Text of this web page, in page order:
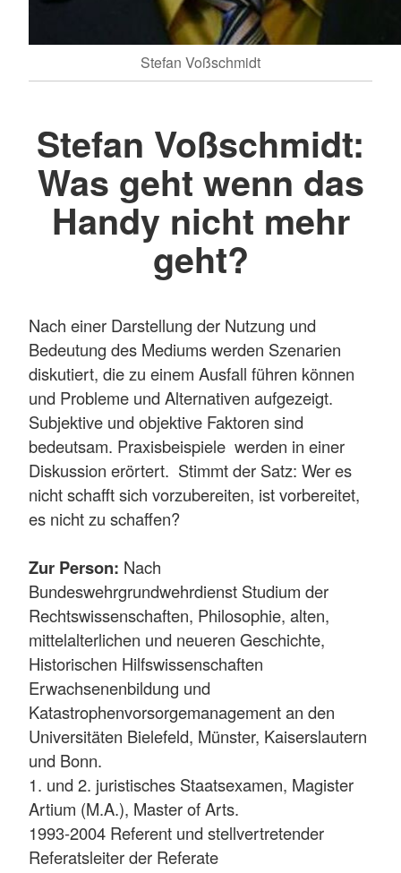
Stefan Voßschmidt
Stefan Voßschmidt:
Was geht wenn das
Handy nicht mehr
geht?
Nach einer Darstellung der Nutzung und
Bedeutung des Mediums werden Szenarien
diskutiert, die zu einem Ausfall führen können
und Probleme und Alternativen aufgezeigt.
Subjektive und objektive Faktoren sind
bedeutsam. Praxisbeispiele werden in einer
Diskussion erörtert. Stimmt der Satz: Wer es
nicht schafft sich vorzubereiten, ist vorbereitet,
es nicht zu schaffen?
Zur Person: Nach
Bundeswehrgrundwehrdienst Studium der
Rechtswissenschaften, Philosophie, alten,
mittelalterlichen und neueren Geschichte,
Historischen Hilfswissenschaften
Erwachsenenbildung und
Katastrophenvorsorgemanagement an den
Universitäten Bielefeld, Münster, Kaiserslautern
und Bonn.
1. und 2. juristisches Staatsexamen, Magister
Artium (M.A.), Master of Arts.
1993-2004 Referent und stellvertretender
Referatsleiter der Referate